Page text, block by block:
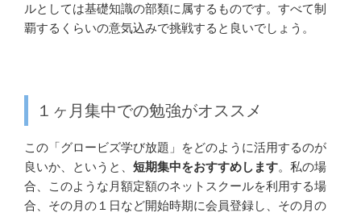
ルとしては基礎知識の部類に属するものです。すべて制
覇するくらいの意気込みで挑戦すると良いでしょう。
１ヶ月集中での勉強がオススメ
この「グロービズ学び放題」をどのように活用するのが
良いか、というと、 短期集中をおすすめします。私の場
合、このような月額定額のネットスクールを利用する場
合、その月の１日など開始時期に会員登録し、その月の